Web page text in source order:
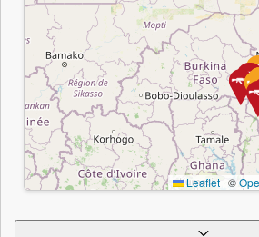
européens, et en
participant
à l’Initiative
Des efforts sont
également
pour mieux
les zones
et contenir
terroriste.
zones rurales
Leaflet | ©